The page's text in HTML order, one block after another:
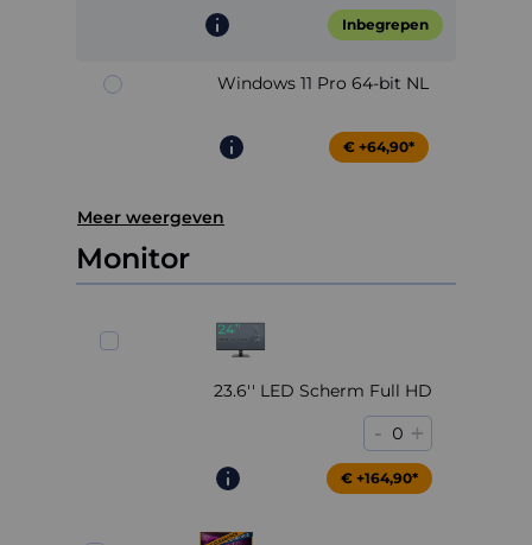
Inbegrepen
Windows 11 Pro 64-bit NL
€ +64,90*
Meer weergeven
Monitor
23.6'' LED Scherm Full HD
- 0 +
€ +164,90*